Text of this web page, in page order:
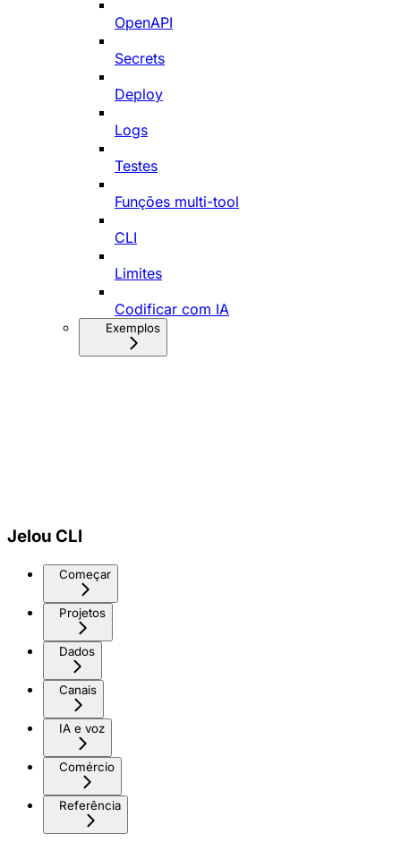
OpenAPI
Secrets
Deploy
Logs
Testes
Funções multi-tool
CLI
Limites
Codificar com IA
Exemplos
Jelou CLI
Começar
Projetos
Dados
Canais
IA e voz
Comércio
Referência